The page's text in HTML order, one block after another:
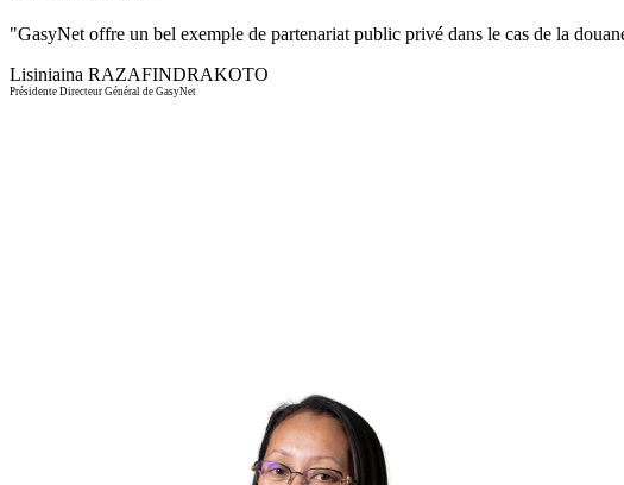
"GasyNet offre un bel exemple de partenariat public privé dans le cas de la
Lisiniaina RAZAFINDRAKOTO
Présidente Directeur Général de GasyNet